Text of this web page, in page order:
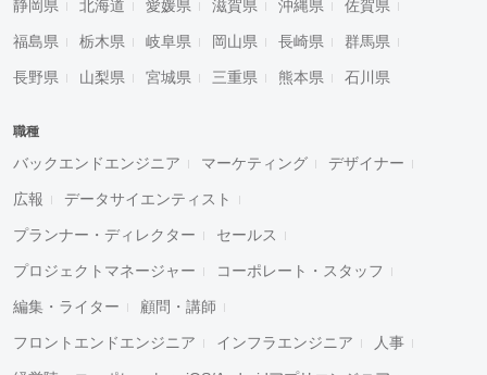
静岡県 北海道 愛媛県 滋賀県 沖縄県 佐賀県
福島県 栃木県 岐阜県 岡山県 長崎県 群馬県
長野県 山梨県 宮城県 三重県 熊本県 石川県
職種
バックエンドエンジニア マーケティング デザイナー
広報 データサイエンティスト
プランナー・ディレクター セールス
プロジェクトマネージャー コーポレート・スタッフ
編集・ライター 顧問・講師
フロントエンドエンジニア インフラエンジニア 人事